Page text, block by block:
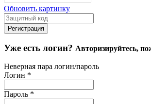
Обновить картинку
Уже есть логин? Авторизируйтесь,
Неверная пара логин/пароль
Логин *
Пароль *